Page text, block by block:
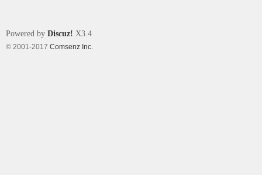
Powered by Discuz! X3.4
© 2001-2017 Comsenz Inc.